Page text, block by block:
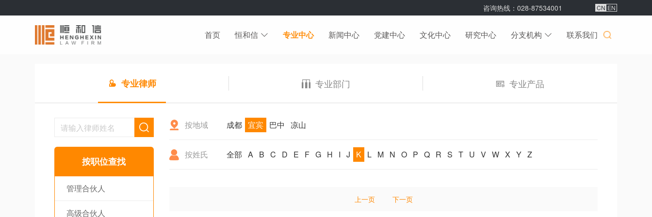
咨询热线 ：028-87534001 CN EN
首页 恒和信 专业中心 新闻中心 党建中心 文化中心 研究中心 分支机构 联系我们
专业律师 专业部门 专业产品
按职位查找
管理合伙人
高级合伙人
按地域 成都 宜宾 巴中 凉山
按姓氏 全部 A B C D E F G H I J K L M N O P Q R S T U V W X Y Z
上一页 下一页